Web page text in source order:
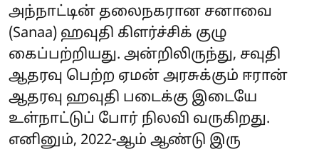
அந்நாட்டின் தலைநகரான சனாவை
(Sanaa) ஹவுதி கிளர்ச்சிக் குழு
கைப்பற்றியது. அன்றிலிருந்து, சவுதி
ஆதரவு பெற்ற ஏமன் அரசுக்கும் ஈரான்
ஆதரவு ஹவுதி படைக்கு இடையே
உள்நாட்டுப் போர் நிலவி வருகிறது.
எனினும், 2022-ஆம் ஆண்டு இரு